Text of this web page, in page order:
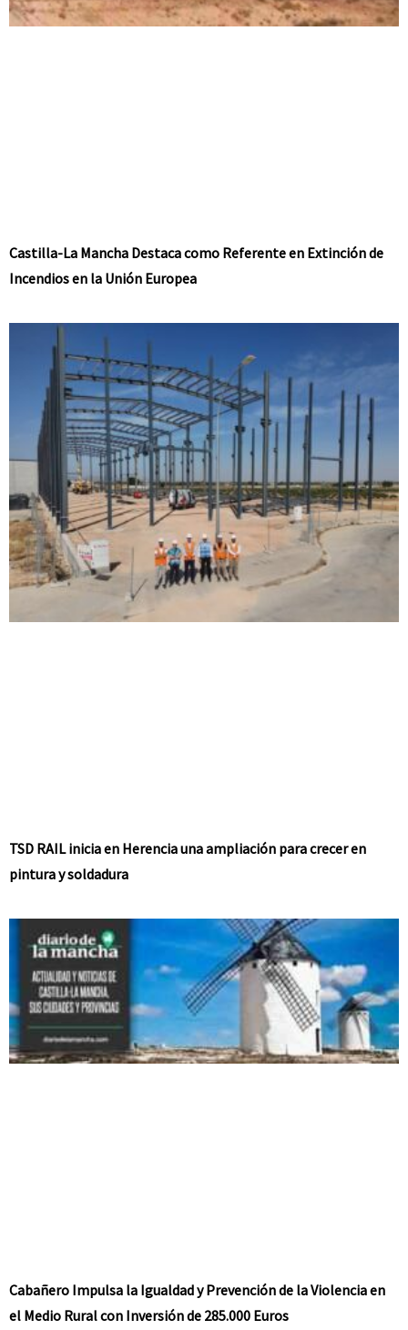
Castilla-La Mancha Destaca como Referente en Extinción de
Incendios en la Unión Europea
TSD RAIL inicia en Herencia una ampliación para crecer en
pintura y soldadura
Cabañero Impulsa la Igualdad y Prevención de la Violencia en
el Medio Rural con Inversión de 285.000 Euros